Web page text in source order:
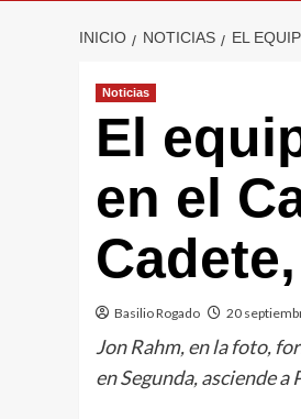
INICIO NOTICIAS EL
Noticias
El
en el
Basilio Rogado 20
Jon Rahm, en la foto,
en Segunda, asciende